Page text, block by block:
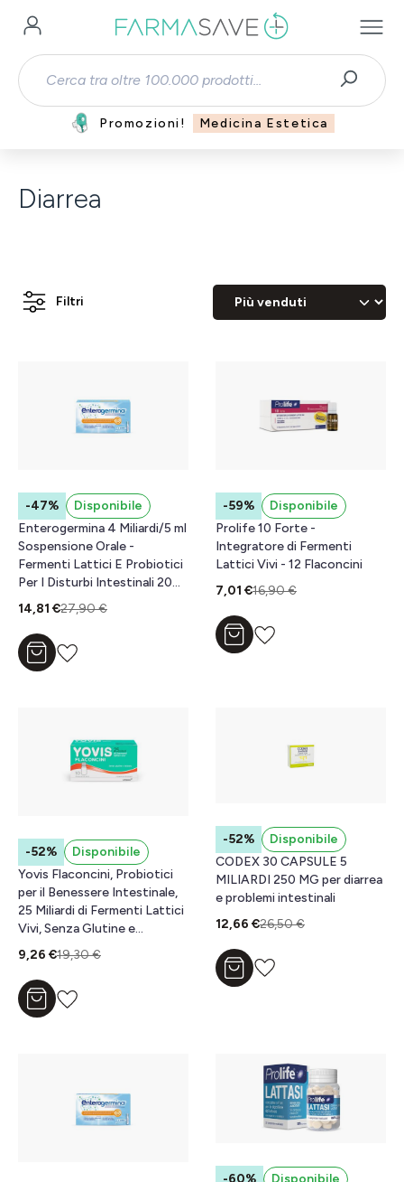
Passa al contenuto principale
Promozioni! Medicina Estetica
Diarrea
Filtri
-47%
Disponibile
Enterogermina 4 Miliardi/5 ml
Sospensione Orale -
Fermenti Lattici E Probiotici
Per I Disturbi Intestinali 20
Fiale
14,81 €27,90 €
Aggiungi al carrello
-59%
Disponibile
Prolife 10 Forte -
Integratore di Fermenti
Lattici Vivi - 12 Flaconcini
7,01 €16,90 €
Aggiungi al carrello
-52%
Disponibile
Yovis Flaconcini, Probiotici
per il Benessere Intestinale,
25 Miliardi di Fermenti Lattici
Vivi, Senza Glutine e
Lattosio, 10 Flaconcini da
10ml
9,26 €19,30 €
Aggiungi al carrello
-52%
Disponibile
CODEX 30 CAPSULE 5
MILIARDI 250 MG per diarrea
e problemi intestinali
12,66 €26,50 €
Aggiungi al carrello
-60%
Disponibile